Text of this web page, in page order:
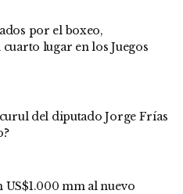
por el boxeo,
lugar en los Juegos
del diputado Jorge Frías
US$1.000 mm al nuevo